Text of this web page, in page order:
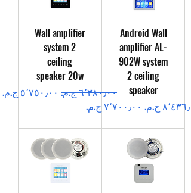
Android Wall
amplifier AL-
902W system
2 ceiling
speaker
عادي
سعر البيع
Wall amplifier
system 2
ceiling
speaker 20w
سعر عادي
سعر البيع